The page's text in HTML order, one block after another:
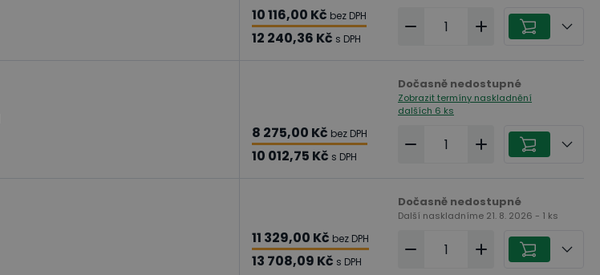
10 116,00 Kč bez DPH
12 240,36 Kč s DPH
8 275,00 Kč bez DPH
10 012,75 Kč s DPH
Dočasně nedostupné
Zobrazit termíny naskladnění
dalších 6 ks
11 329,00 Kč bez DPH
13 708,09 Kč s DPH
Dočasně nedostupné
Další naskladníme 21. 8. 2026 - 1 ks